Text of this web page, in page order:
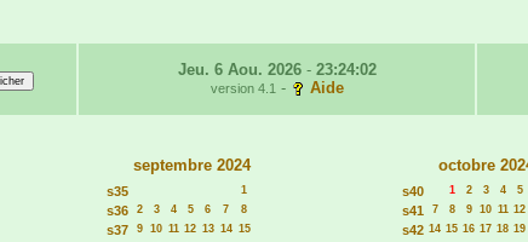
Jeu. 6 Aou. 2026- 23:24:02
version 4.1- Aide
septembre 2024
s35 1
s36 2 3 4 5 6 7 8
s37 9 10 11 12 13 14 15
octobre
s40 1 2 3 4 5
s41 7 8 9 10 11 12
s42 14 15 16 17 18 19